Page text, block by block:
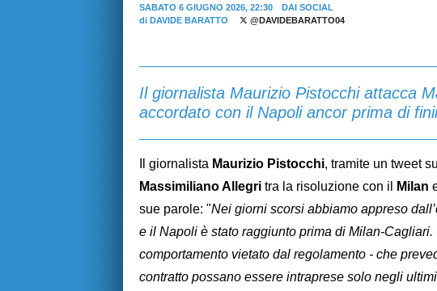
SABATO 6 GIUGNO 2026, 22:30
DAI SOCIAL
di DAVIDE BARATTO @DAVIDEBARATTO04
Il giornalista Maurizio Pistocchi attacca
accordato con il Napoli ancor prima di
Il giornalista Maurizio Pistocchi, tramite un tweet
Massimiliano Allegri tra la risoluzione con il Milan
sue parole: "Nei giorni scorsi abbiamo appreso
e il Napoli è stato raggiunto prima di Milan-
comportamento vietato dal regolamento - che
contratto possano essere intraprese solo negli